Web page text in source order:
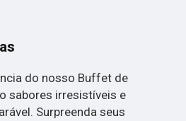
do nosso Buffet de
sabores irresistíveis e
Surpreenda seus